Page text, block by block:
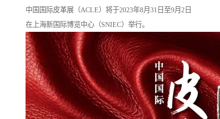
中国国际皮革展（ACLE）将于2023年8月31日至9月2日
在上海新国际博览中心（SNIEC）举行。